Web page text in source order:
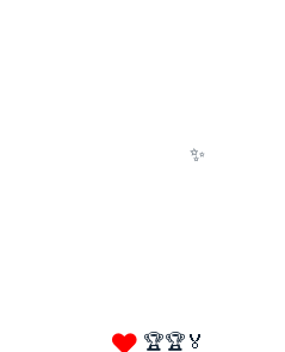
✨
❤ 🏆🏆🏅